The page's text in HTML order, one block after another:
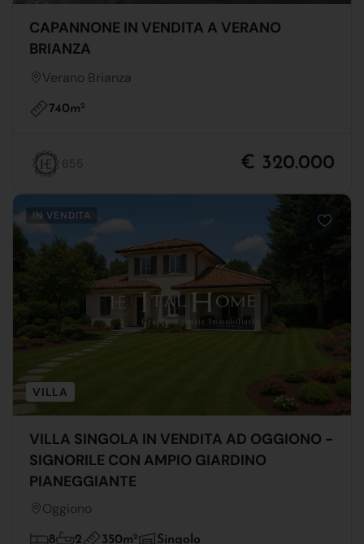
CAPANNONE IN VENDITA A VERANO
BRIANZA
Verano Brianza
740m2
655 € 320.000
IN VENDITA
VILLA
VILLA SINGOLA IN VENDITA AD OGGIONO -
SIGNORILE CON AMPIO GIARDINO
PIANEGGIANTE
Oggiono
8 2 350m2 Singolo